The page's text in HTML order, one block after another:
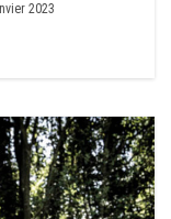
2023